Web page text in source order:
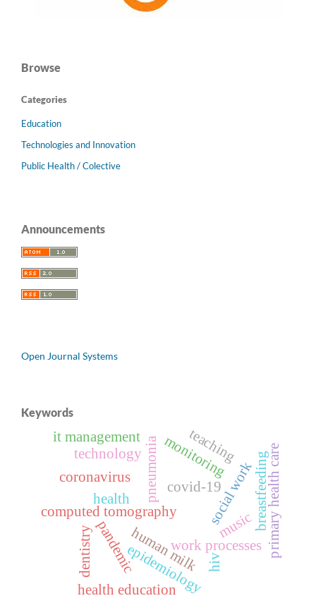
Browse
Categories
Education
Technologies and Innovation
Public Health / Colective
Announcements
Open Journal Systems
Keywords
coronavirus
covid-19
computed tomography
pneumonia social work
health
work processes
pandemic
breastfeeding
human milk
monitoring
teaching
dentistry epidemiology
primary health care
technology
health education
it management
hiv
music